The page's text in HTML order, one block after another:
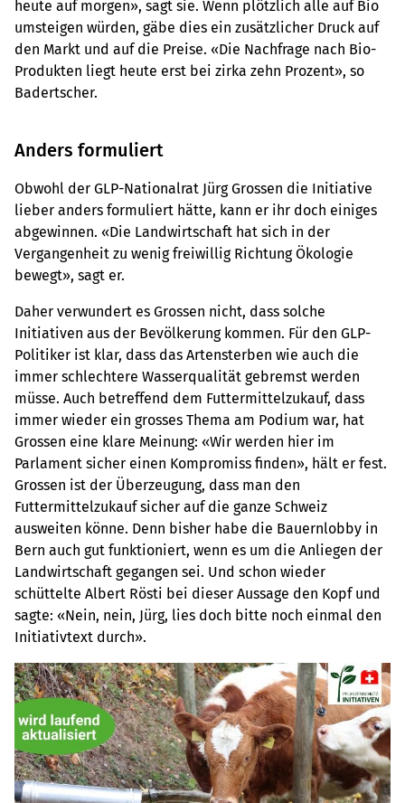
heute auf morgen», sagt sie. Wenn plötzlich alle auf Bio
umsteigen würden, gäbe dies ein zusätzlicher Druck auf
den Markt und auf die Preise. «Die Nachfrage nach Bio-
Produkten liegt heute erst bei zirka zehn Prozent», so
Badertscher.
Anders formuliert
Obwohl der GLP-Nationalrat Jürg Grossen die Initiative
lieber anders formuliert hätte, kann er ihr doch einiges
abgewinnen. «Die Landwirtschaft hat sich in der
Vergangenheit zu wenig freiwillig Richtung Ökologie
bewegt», sagt er.
Daher verwundert es Grossen nicht, dass solche
Initiativen aus der Bevölkerung kommen. Für den GLP-
Politiker ist klar, dass das Artensterben wie auch die
immer schlechtere Wasserqualität gebremst werden
müsse. Auch betreffend dem Futtermittelzukauf, dass
immer wieder ein grosses Thema am Podium war, hat
Grossen eine klare Meinung: «Wir werden hier im
Parlament sicher einen Kompromiss finden», hält er fest.
Grossen ist der Überzeugung, dass man den
Futtermittelzukauf sicher auf die ganze Schweiz
ausweiten könne. Denn bisher habe die Bauernlobby in
Bern auch gut funktioniert, wenn es um die Anliegen der
Landwirtschaft gegangen sei. Und schon wieder
schüttelte Albert Rösti bei dieser Aussage den Kopf und
sagte: «Nein, nein, Jürg, lies doch bitte noch einmal den
Initiativtext durch».